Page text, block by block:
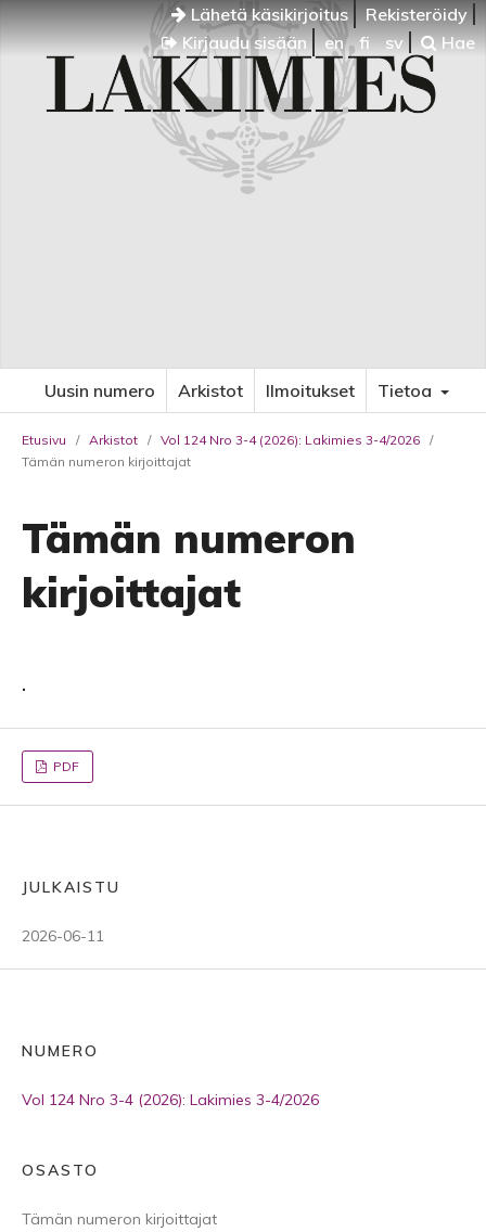
Lähetä käsikirjoitus
Rekisteröidy
Kirjaudu sisään
en fi sv Hae
Uusin numero Arkistot Ilmoitukset Tietoa
Etusivu / Arkistot / Vol 124 Nro 3-4 (2026): Lakimies 3-4/2026 /
Tämän numeron kirjoittajat
Tämän numeron
kirjoittajat
.
PDF
JULKAISTU
2026-06-11
NUMERO
Vol 124 Nro 3-4 (2026): Lakimies 3-4/2026
OSASTO
Tämän numeron kirjoittajat